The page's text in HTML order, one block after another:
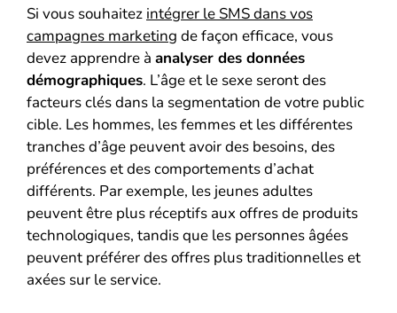
Si vous souhaitez intégrer le SMS dans vos
campagnes marketing de façon efficace, vous
devez apprendre à analyser des données
démographiques. L’âge et le sexe seront des
facteurs clés dans la segmentation de votre public
cible. Les hommes, les femmes et les différentes
tranches d’âge peuvent avoir des besoins, des
préférences et des comportements d’achat
différents. Par exemple, les jeunes adultes
peuvent être plus réceptifs aux offres de produits
technologiques, tandis que les personnes âgées
peuvent préférer des offres plus traditionnelles et
axées sur le service.